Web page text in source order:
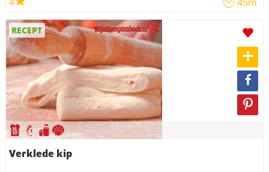
RECEPT
Verklede kip